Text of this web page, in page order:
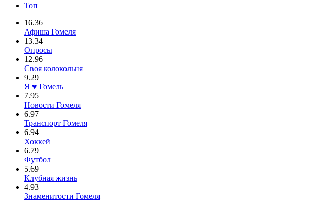
Топ
16.36
Афиша Гомеля
13.34
Опросы
12.96
Своя колокольня
9.29
Я ♥ Гомель
7.95
Новости Гомеля
6.97
Транспорт Гомеля
6.94
Хоккей
6.79
Футбол
5.69
Клубная жизнь
4.93
Знаменитости Гомеля